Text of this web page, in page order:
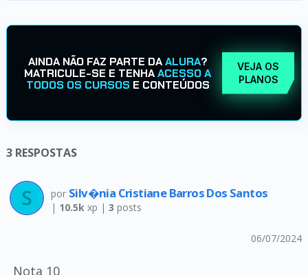
AINDA NÃO FAZ PARTE DAALURA?
MATRICULE-SE E TENHAACESSO A
TODOS OS CURSOS E CONTEÚDOS
VEJA OS
PLANOS
3 RESPOSTAS
por Silv�nia Cristiane Barros Dos Santos
| 10.5kxp | 3 posts
06/07/2024
Nota 10